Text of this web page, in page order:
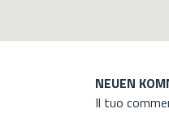
NEUEN
Il tuo